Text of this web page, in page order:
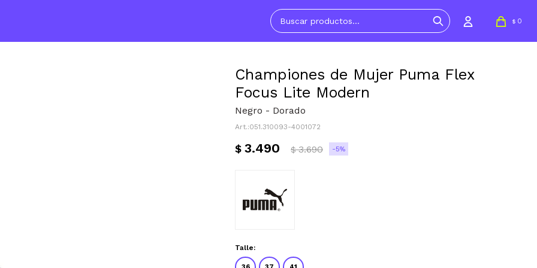
$ 0
Championes de Mujer Puma Flex
Focus Lite Modern
Negro - Dorado
051.310093-4001072
$ 3.490 $ 3.690 5
Talle: